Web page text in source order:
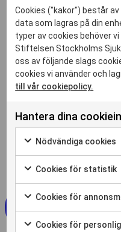
Cookies ("kakor") består
data som lagras på din
typer av cookies behöver
Stiftelsen Stockholms
oss av följande slags
cookies vi använder och
till vår cookiepolicy.
Hantera dina
Nödvändiga cookies
Markera
för
samtycka
till
användning
av
Cookies för statistik
Markera
för
samtycka
till
Cookies för
Markera
för Cookies för